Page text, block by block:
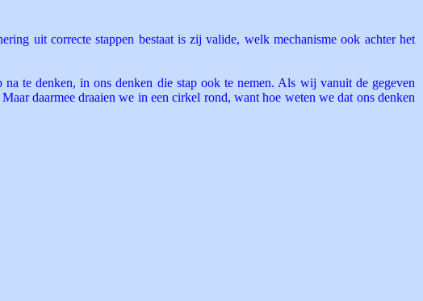
uit correcte stappen bestaat is zij valide, welk mechanisme ook achter het
te denken, in ons denken die stap ook te nemen. Als wij vanuit de gegeven
daarmee draaien we in een cirkel rond, want hoe weten we dat ons denken